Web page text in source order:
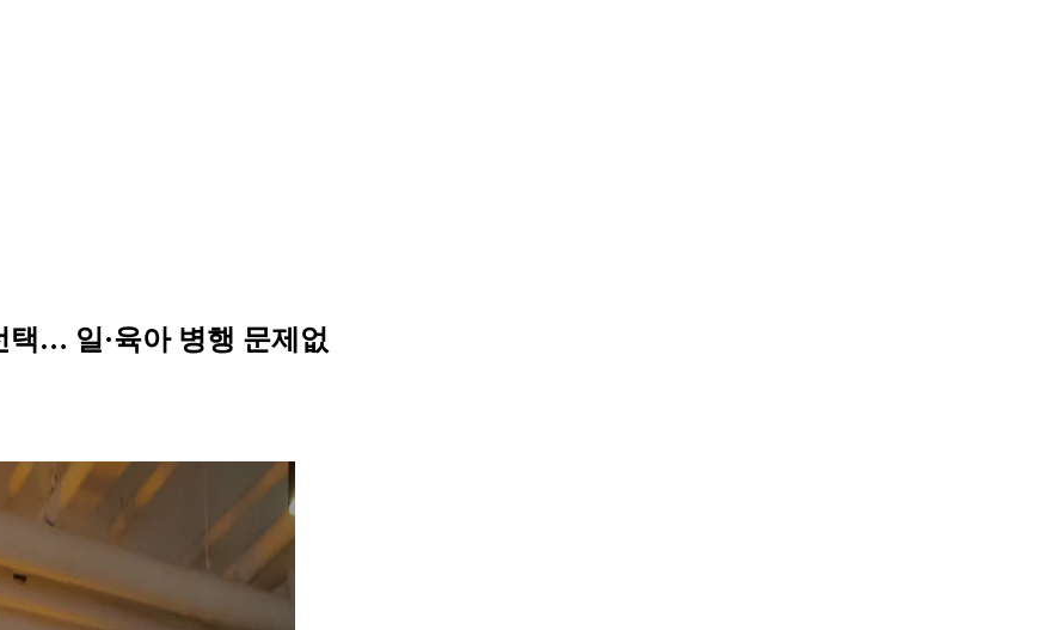
택… 일·육아 병행 문제없